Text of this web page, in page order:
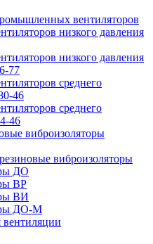
вентиляторов
низкого давления
низкого давления
77
среднего
46
среднего
46
виброизоляторы
виброизоляторы
ДО
ВР
ВИ
ДО-М